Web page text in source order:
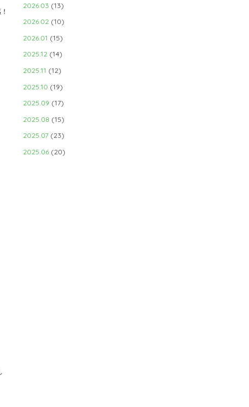
2026.03 (13)
2026.02(10)
2026.01 (15)
2025.12(14)
2025.11 (12)
2025.10 (19)
2025.09 (17)
2025.08 (15)
2025.07(23)
2025.06(20)